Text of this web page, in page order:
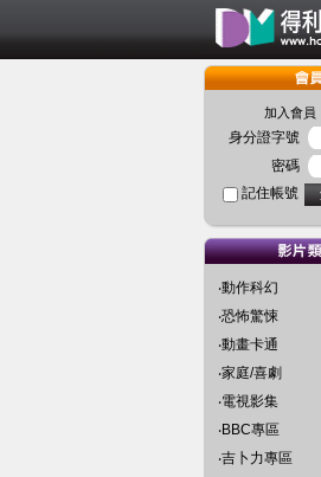
加入會員
身分證字號
密碼
記住帳號
‧動作科幻
‧恐怖驚悚
‧動畫卡通
‧家庭/喜劇
‧電視影集
‧BBC專區
‧吉卜力專區